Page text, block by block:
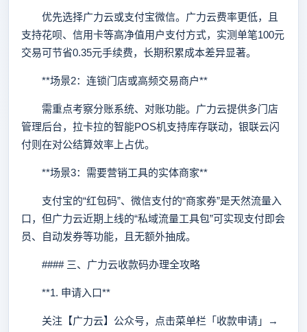
优先选择广力云或支付宝微信。广力云费率更低，且
支持花呗、信用卡等高净值用户支付方式，实测单笔100元
交易可节省0.35元手续费，长期积累成本差异显著。
**场景2：连锁门店或高频交易商户**
需重点考察分账系统、对账功能。广力云提供多门店
管理后台，拉卡拉的智能POS机支持库存联动，银联云闪
付则在对公结算效率上占优。
**场景3：需要营销工具的实体商家**
支付宝的“红包码”、微信支付的“商家券”是天然流量入
口，但广力云近期上线的“私域流量工具包”可实现支付即会
员、自动发券等功能，且无额外抽成。
#### 三、广力云收款码办理全攻略
**1. 申请入口**
关注【广力云】公众号，点击菜单栏「收款申请」→